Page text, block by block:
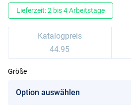
Lieferzeit: 2 bis 4 Arbeitstage
Katalogpreis
44.95
Größe